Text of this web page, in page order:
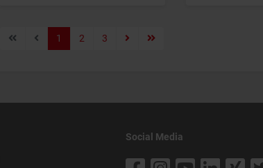
1 2 3
Social Media